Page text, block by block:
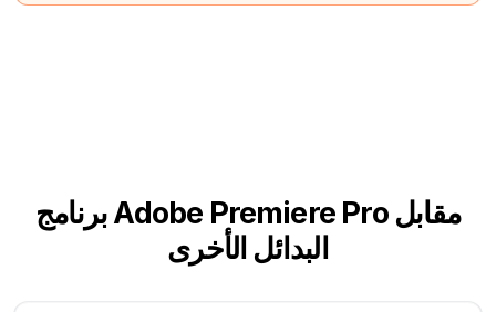
برنامج Adobe Premiere Pro مقابل
البدائل الأخرى